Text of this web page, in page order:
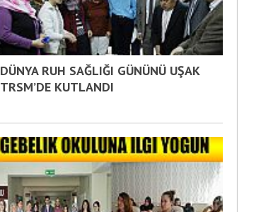
DÜNYA RUH SAĞLIĞI GÜNÜNÜ UŞAK
TRSM’DE KUTLANDI